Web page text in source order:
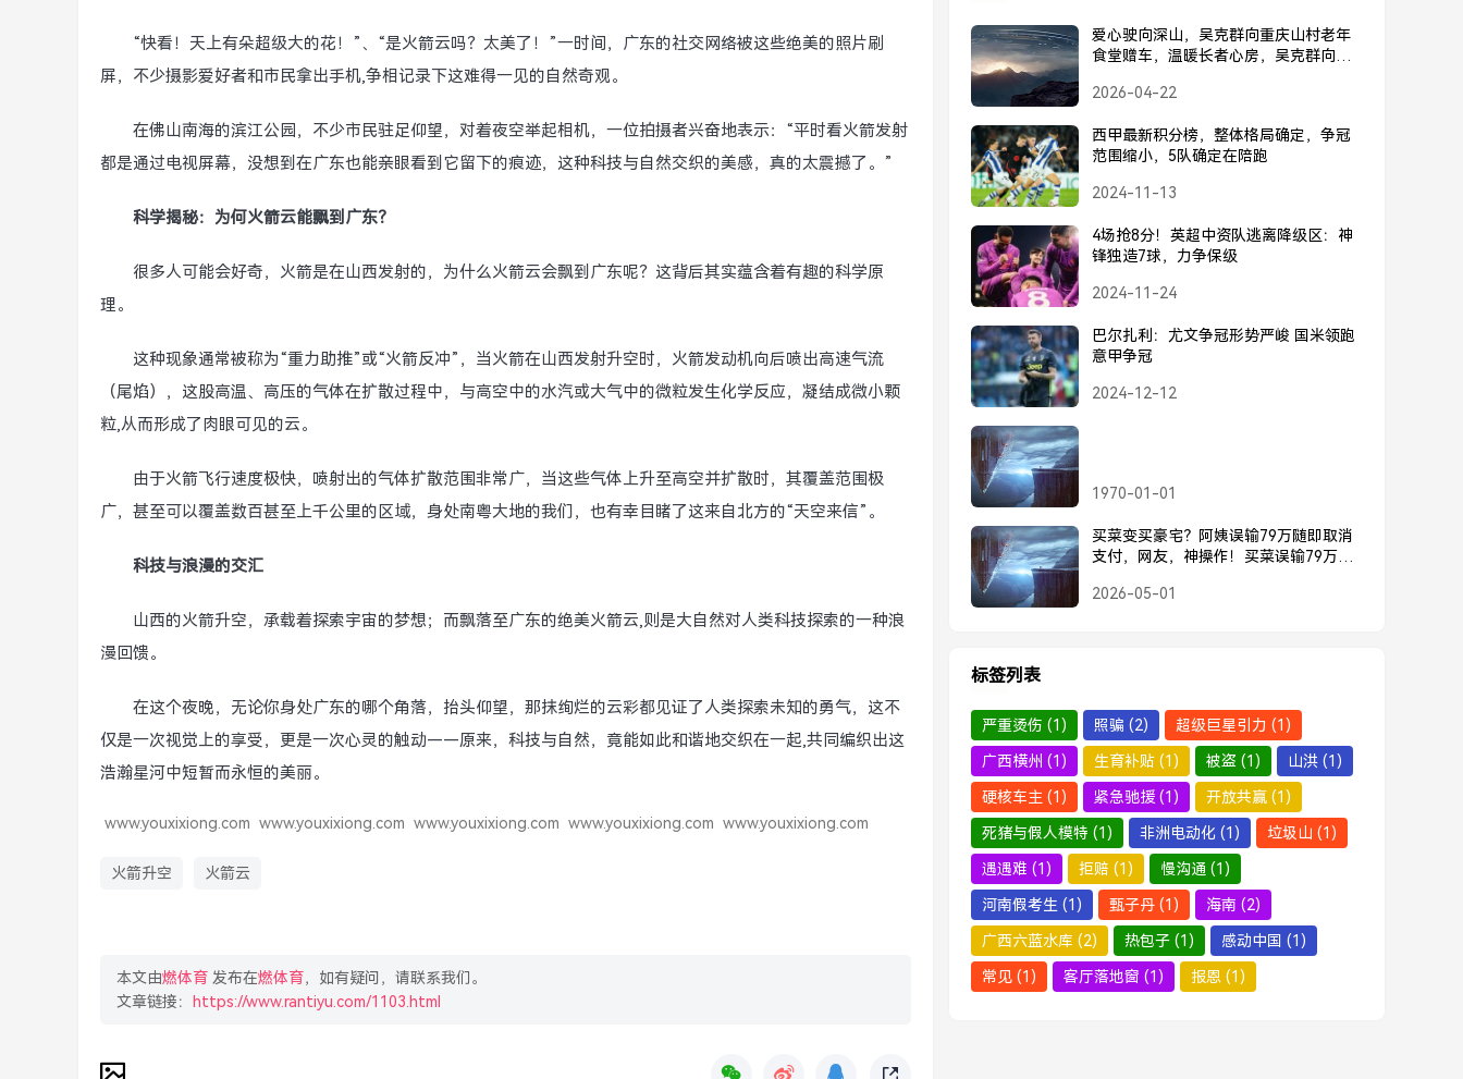
“快看！天上有朵超级大的花！”、“是火箭云吗？太美了！”一时间，广东的社交网络被这些绝美的照片刷
屏，不少摄影爱好者和市民拿出手机,争相记录下这难得一见的自然奇观。
在佛山南海的滨江公园，不少市民驻足仰望，对着夜空举起相机，一位拍摄者兴奋地表示：“平时看火箭发射
都是通过电视屏幕，没想到在广东也能亲眼看到它留下的痕迹，这种科技与自然交织的美感，真的太震撼了。”
科学揭秘：为何火箭云能飘到广东？
很多人可能会好奇，火箭是在山西发射的，为什么火箭云会飘到广东呢？这背后其实蕴含着有趣的科学原
理。
这种现象通常被称为“重力助推”或“火箭反冲”，当火箭在山西发射升空时，火箭发动机向后喷出高速气流
（尾焰），这股高温、高压的气体在扩散过程中，与高空中的水汽或大气中的微粒发生化学反应，凝结成微小颗
粒,从而形成了肉眼可见的云。
由于火箭飞行速度极快，喷射出的气体扩散范围非常广，当这些气体上升至高空并扩散时，其覆盖范围极
广，甚至可以覆盖数百甚至上千公里的区域，身处南粤大地的我们，也有幸目睹了这来自北方的“天空来信”。
科技与浪漫的交汇
山西的火箭升空，承载着探索宇宙的梦想；而飘落至广东的绝美火箭云,则是大自然对人类科技探索的一种浪
漫回馈。
在这个夜晚，无论你身处广东的哪个角落，抬头仰望，那抹绚烂的云彩都见证了人类探索未知的勇气，这不
仅是一次视觉上的享受，更是一次心灵的触动——原来，科技与自然，竟能如此和谐地交织在一起,共同编织出这
浩瀚星河中短暂而永恒的美丽。
www.youxixiong.com www.youxixiong.com www.youxixiong.com www.youxixiong.com www.youxixiong.com
火箭升空 火箭云
本文由燃体育 发布在燃体育，如有疑问，请联系我们。
文章链接：
https://www.rantiyu.com/1103.html
爱心驶向深山，吴克群向重庆山村老年
食堂赠车，温暖长者心房，吴克群向重
2026-04-22
西甲最新积分榜，整体格局确定，争冠
范围缩小，5队确定在陪跑
2024-11-13
4场抢8分！英超中资队逃离降级区：神
锋独造7球，力争保级
2024-11-24
巴尔扎利：尤文争冠形势严峻 国米领跑
意甲争冠
2024-12-12
1970-01-01
买菜变买豪宅？阿姨误输79万随即取消
支付，网友，神操作！买菜误输79万？
2026-05-01
标签列表
严重烫伤 (1) 照骗 (2) 超级巨星引力 (1)
广西横州 (1) 生育补贴 (1) 被盗 (1) 山洪 (1)
硬核车主 (1) 紧急驰援 (1) 开放共赢 (1)
死猪与假人模特 (1) 非洲电动化 (1) 垃圾山 (1)
遇遇难 (1) 拒赔 (1) 慢沟通 (1)
河南假考生 (1) 甄子丹 (1) 海南 (2)
广西六蓝水库 (2) 热包子 (1) 感动中国 (1)
常见 (1) 客厅落地窗 (1) 报恩 (1)